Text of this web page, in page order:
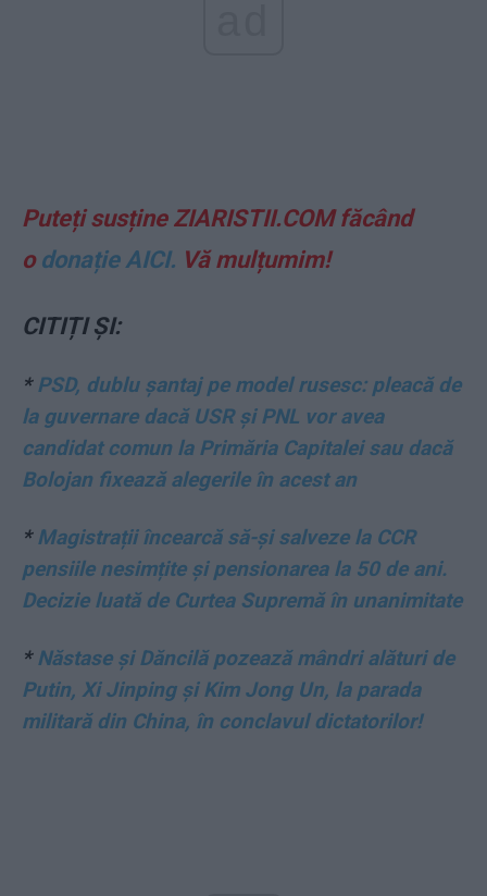
Puteți susține ZIARISTII.COM făcând
o donație AICI. Vă mulțumim!
CITIȚI ȘI:
* PSD, dublu șantaj pe model rusesc: pleacă de
la guvernare dacă USR și PNL vor avea
candidat comun la Primăria Capitalei sau dacă
Bolojan fixează alegerile în acest an
* Magistrații încearcă să-și salveze la CCR
pensiile nesimțite și pensionarea la 50 de ani.
Decizie luată de Curtea Supremă în unanimitate
* Năstase şi Dăncilă pozează mândri alături de
Putin, Xi Jinping și Kim Jong Un, la parada
militară din China, în conclavul dictatorilor!